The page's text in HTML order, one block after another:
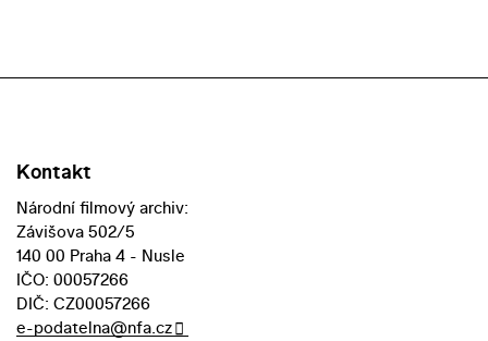
Kontakt
Národní filmový archiv:
Závišova 502/5
140 00 Praha 4 - Nusle
IČO: 00057266
DIČ: CZ00057266
e-podatelna@nfa.cz